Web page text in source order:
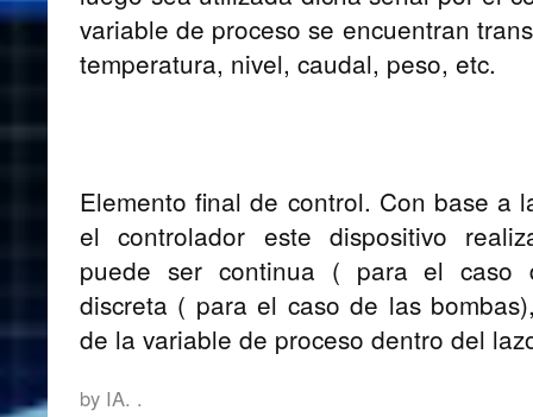
variable de proceso se encuentran
temperatura, nivel, caudal, peso, etc.
Elemento final de control. Con base a
el controlador este dispositivo
puede ser continua ( para el caso
discreta ( para el caso de las
de la variable de proceso dentro del
by IA. .